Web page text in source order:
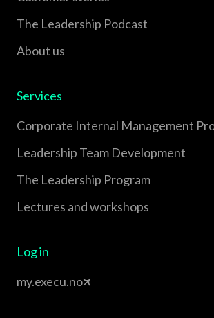
The Leadership Podcast
About us
Services
Corporate Internal Management
Leadership Team Development
The Leadership Program
Lectures and workshops
Log in
my.execu.no